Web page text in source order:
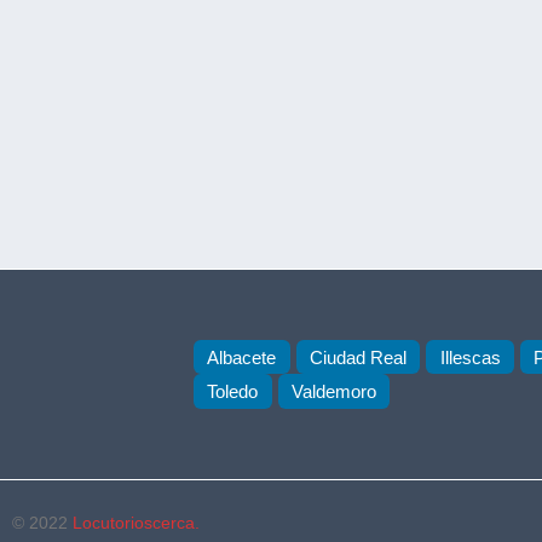
Albacete Ciudad Real Illescas
Toledo
Valdemoro
© 2022 Locutorioscerca.